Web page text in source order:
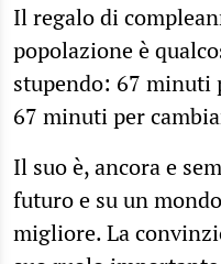
Il regalo di
popolazione è
stupendo: 67 minuti
67 minuti per
Il suo è, ancora e
futuro e su un
migliore. La